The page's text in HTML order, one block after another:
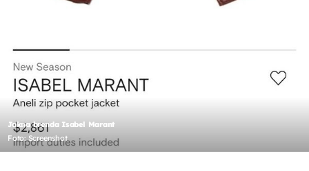
Jakna brenda Isabel Marant
Foto: Screenshot